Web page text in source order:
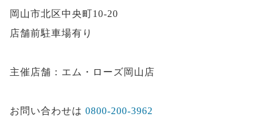
岡山市北区中央町10-20
店舗前駐車場有り
主催店舗：エム・ローズ岡山店
お問い合わせは 0800-200-3962